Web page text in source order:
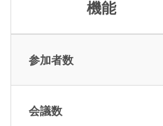
機能
参加者数
会議数